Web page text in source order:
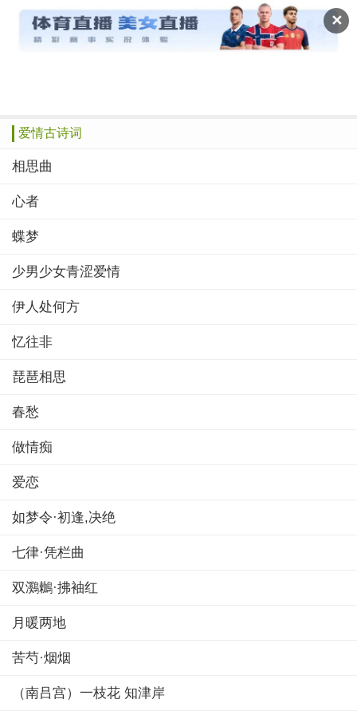
✕
读文斋
推荐 赞榜 绝品 诗歌
爱情古诗词
相思曲
心者
蝶梦
少男少女青涩爱情
伊人处何方
忆往非
琵琶相思
春愁
做情痴
爱恋
如梦令·初逢,决绝
七律·凭栏曲
双鸂鶒·拂袖红
月暖两地
苦芍·烟烟
（南吕宫）一枝花 知津岸